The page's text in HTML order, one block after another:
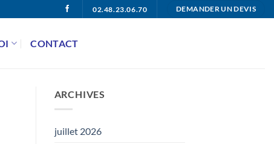
02.48.23.06.70 DEMANDER UN DEVIS
CONTACT
ARCHIVES
juillet 2026